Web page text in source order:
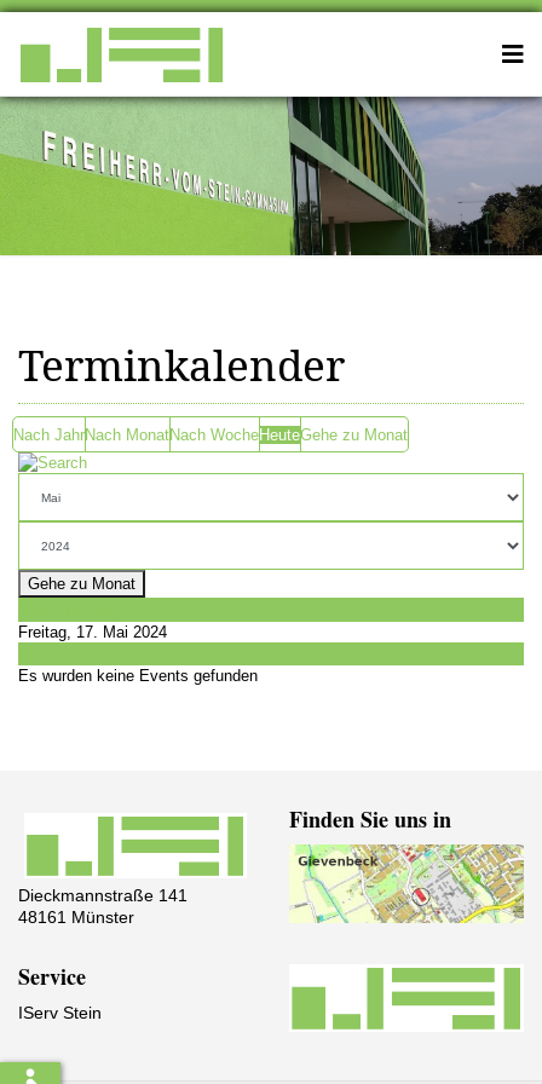
Terminkalender
Nach JahrNach MonatNach WocheHeuteGehe zu Monat
Gehe zu Monat
Freitag, 17. Mai 2024
Es wurden keine Events gefunden
Dieckmannstraße 141
48161 Münster
Finden Sie uns in
Service
IServ Stein